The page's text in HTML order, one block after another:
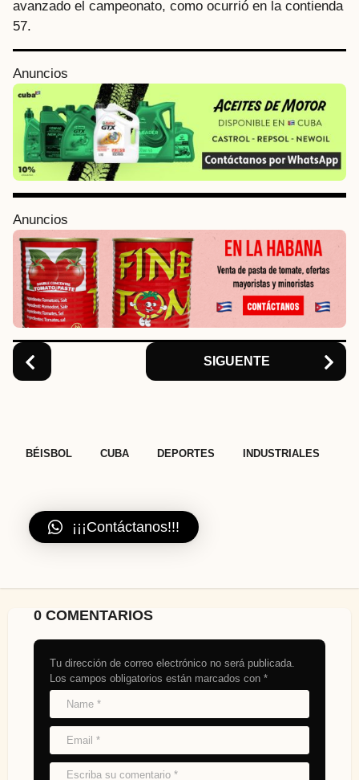
avanzado el campeonato, como ocurrió en la contienda
57.
Anuncios
Anuncios
P
o
P
a
g
i
n
a
o
n
SIGUENTE
BÉISBOL CUBA DEPORTES INDUSTRIALES
¡¡¡Contáctanos!!!
0 COMENTARIOS
Tu dirección de correo electrónico no será publicada.
Los campos obligatorios están marcados con *